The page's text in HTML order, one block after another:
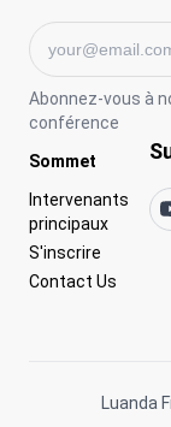
Abonnez-vous à
conférence
Sommet
Go to:
Intervenants
principaux
Go to:
S'inscrire
Go to:
Contact Us
Go to:
Luanda